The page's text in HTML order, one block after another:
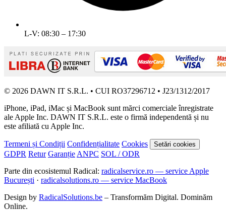
L-V: 08:30 – 17:30
© 2026 DAWN IT S.R.L. • CUI RO37296712 • J23/1312/2017
iPhone, iPad, iMac și MacBook sunt mărci comerciale înregistrate
ale Apple Inc. DAWN IT S.R.L. este o firmă independentă și nu
este afiliată cu Apple Inc.
Termeni și Condiții Confidențialitate Cookies Setări cookies
GDPR Retur Garanție ANPC SOL / ODR
Parte din ecosistemul Radical: radicalservice.ro — service Apple
București · radicalsolutions.ro — service MacBook
Design by RadicalSolutions.be – Transformăm Digital. Dominăm
Online.